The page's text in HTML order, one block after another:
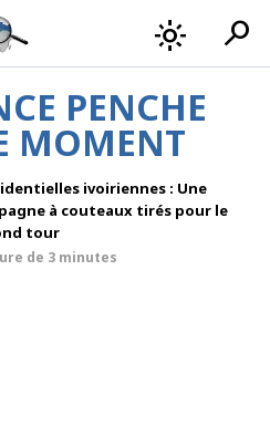
light_mode search
PENCHE
MOMENT
ivoiriennes : Une
à couteaux tirés pour le
tour
de 3 minutes